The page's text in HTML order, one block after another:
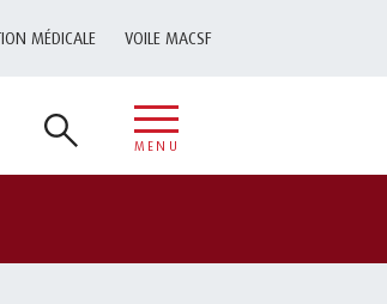
MÉDICALE VOILE MACSF
MENU